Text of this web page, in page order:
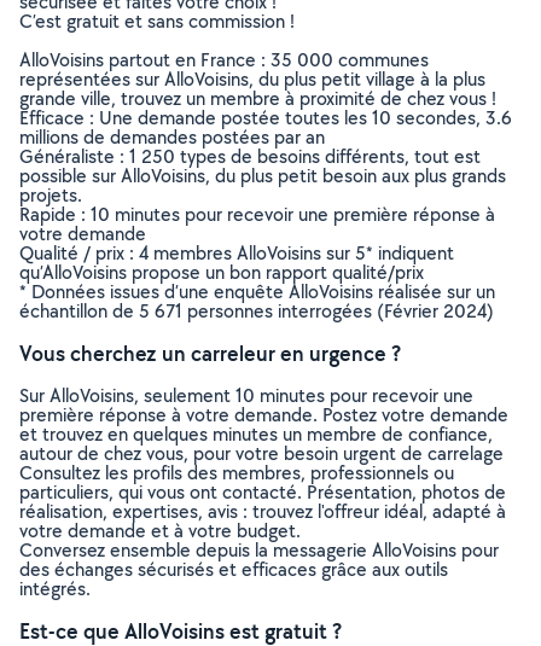
C’est gratuit et sans commission !
AlloVoisins partout en France : 35 000 communes
représentées sur AlloVoisins, du plus petit village à la plus
grande ville, trouvez un membre à proximité de chez vous !
Efficace : Une demande postée toutes les 10 secondes, 3.6
millions de demandes postées par an
Généraliste : 1 250 types de besoins différents, tout est
possible sur AlloVoisins, du plus petit besoin aux plus grands
projets.
Rapide : 10 minutes pour recevoir une première réponse à
votre demande
Qualité / prix : 4 membres AlloVoisins sur 5* indiquent
qu’AlloVoisins propose un bon rapport qualité/prix
* Données issues d’une enquête AlloVoisins réalisée sur un
échantillon de 5 671 personnes interrogées (Février 2024)
Vous cherchez un carreleur en urgence ?
Sur AlloVoisins, seulement 10 minutes pour recevoir une
première réponse à votre demande. Postez votre demande
et trouvez en quelques minutes un membre de confiance,
autour de chez vous, pour votre besoin urgent de carrelage
Consultez les profils des membres, professionnels ou
particuliers, qui vous ont contacté. Présentation, photos de
réalisation, expertises, avis : trouvez l'offreur idéal, adapté à
votre demande et à votre budget.
Conversez ensemble depuis la messagerie AlloVoisins pour
des échanges sécurisés et efficaces grâce aux outils
intégrés.
Est-ce que AlloVoisins est gratuit ?